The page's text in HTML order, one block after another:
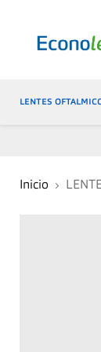
LENTES
Inicio